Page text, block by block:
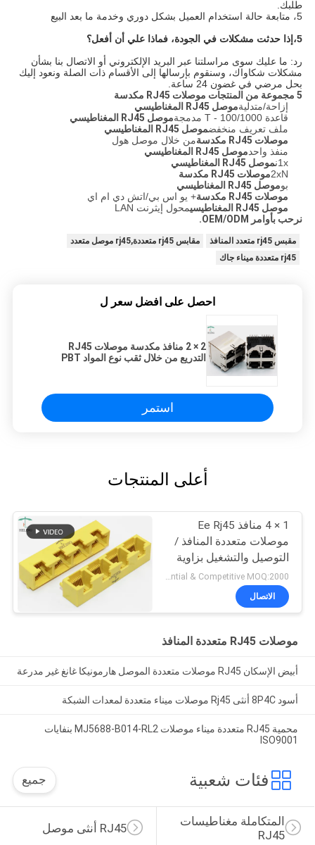
طلبك.
5، متابعة حالة استخدام العميل بشكل دوري وخدمة ما بعد البيع
5، إذا حدثت مشكلات في الجودة، فماذا علي أن أفعل؟
رد: ما عليك سوى مراسلتنا عبر البريد الإلكتروني أو الاتصال بنا بشأن
مشكلات شكاواك، وسنقوم بإرسالها إلى الأقسام ذات الصلة ونعود إليك
بحل مرضي في غضون 24 ساعة.
5 مجموعة من المنتجات
موصلات RJ45 مكدسة
إزاحة/متدليةموصل RJ45 المغناطيسي
قاعدة 100/1000 - T مدمجة
موصل RJ45 المغناطيسي
ملف تعريف منخفضموصل RJ45 المغناطيسي
موصلات RJ45 مكدسة
من خلال موصل هول
منفذ واحدموصل RJ45 المغناطيسي
1xن موصل RJ45 المغناطيسي
2xNموصلات RJ45 مكدسة
بوموصل RJ45 المغناطيسي
موصلات RJ45 مكدسة
+ يو اس بي/اتش دي ام اي
موصل RJ45 المغناطيسي
محول إيثرنت LAN
نرحب بأوامر OEM/ODM.
مقبس rj45 متعدد المنافذ
مقابس rj45 متعددة,rj45 موصل متعدد
rj45 متعددة ميناء جاك
احصل على افضل سعر ل
2 × 2 منافذ مكدسة موصلات RJ45
التدريع من خلال ثقب نوع المواد PBT
استمر
أعلى المنتجات
1 × 4 منافذ Ee Rj45
موصلات متعددة المنافذ /
التوصيل والتشغيل بزاوية
الزاوية اليمنى RJ45
Bticino Lan Port
Preferential & Competitive MOQ:2000
الاتصال
موصلات RJ45 متعددة المنافذ
أبيض الإسكان RJ45 موصلات متعددة الموصل هارمونيكا غانغ غير مدرعة
أسود 8P4C أنثى Rj45 موصلات ميناء متعددة لمعدات الشبكة
محمية RJ45 متعددة ميناء موصلات MJ5688-B014-RL2 بنفايات
ISO9001
فئات شعبية جميع
RJ45 أنثى موصل
المتكاملة مغناطيسات
RJ45